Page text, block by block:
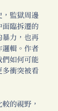
監獄周邊
面臨拆遷的
暴力，也再
邏輯。作者
們如何可能
多衝突被看
的視野，